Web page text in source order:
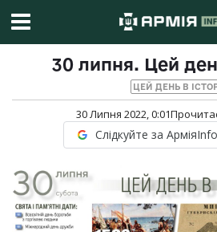
30 липня. Цей
ЦЕЙ ДЕНЬ В
30 Липня 2022, 0:01
Слідкуйте за